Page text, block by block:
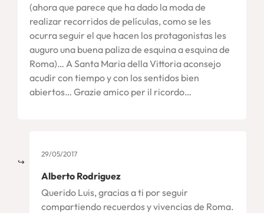
(ahora que parece que ha dado la moda de
realizar recorridos de películas, como se les
ocurra seguir el que hacen los protagonistas les
auguro una buena paliza de esquina a esquina de
Roma)… A Santa Maria della Vittoria aconsejo
acudir con tiempo y con los sentidos bien
abiertos… Grazie amico per il ricordo…
29/05/2017
Alberto Rodriguez
Querido Luis, gracias a ti por seguir
compartiendo recuerdos y vivencias de Roma.